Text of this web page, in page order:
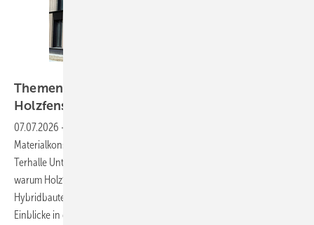
Thementag: Warum Holzbauten auch
Holzfenster
07.07.2026 -
Materialkonsequenz. Der Bundesverband ProHolzfenster und die
Terhalle Unternehmensgruppe zeigen am 25. September in Ahaus,
warum Holzfenster die logische Ergänzung zu Holz- und Holz-
Hybridbauten sind – Interessierte können sich auch für interessante
Einblicke in die Praxis der Fensterfertigung bei Terhalle